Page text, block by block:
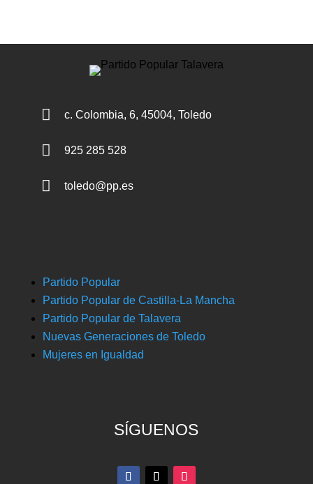
 c. Colombia, 6, 45004, Toledo
 925 285 528
 toledo@pp.es
Partido Popular
Partido Popular de Castilla-La Mancha
Partido Popular de Talavera
Nuevas Generaciones de Toledo
Mujeres en Igualdad
SÍGUENOS